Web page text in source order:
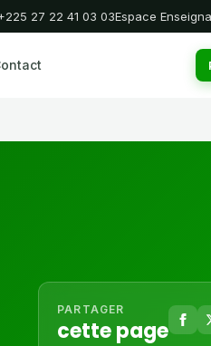
27 22 41 03 03Espace
PARTAGER
cette page